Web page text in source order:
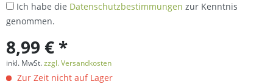
Ich habe die Datenschutzbestimmungen zur Kenntnis
genommen.
8,99 € *
inkl. MwSt.zzgl. Versandkosten
Zur Zeit nicht auf Lager